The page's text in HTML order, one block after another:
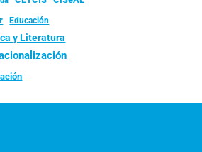
Educación
y Literatura